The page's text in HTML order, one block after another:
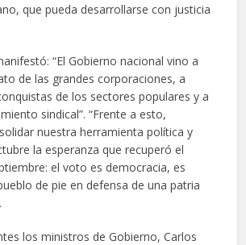
que pueda desarrollarse con justicia
“El Gobierno nacional vino a
de las grandes corporaciones, a
de los sectores populares y a
sindical”. “Frente a esto,
nuestra herramienta política y
la esperanza que recuperó el
el voto es democracia, es
de pie en defensa de una patria
los ministros de Gobierno, Carlos